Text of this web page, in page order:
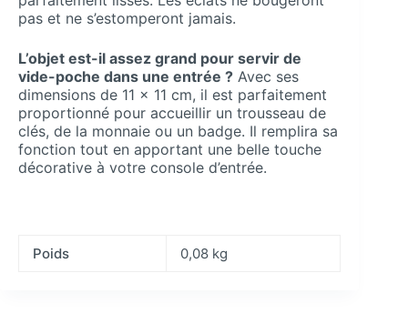
pas et ne s’estomperont jamais.
L’objet est-il assez grand pour servir de
vide-poche dans une entrée ? Avec ses
dimensions de 11 x 11 cm, il est parfaitement
proportionné pour accueillir un trousseau de
clés, de la monnaie ou un badge. Il remplira sa
fonction tout en apportant une belle touche
décorative à votre console d’entrée.
Poids 0,08 kg